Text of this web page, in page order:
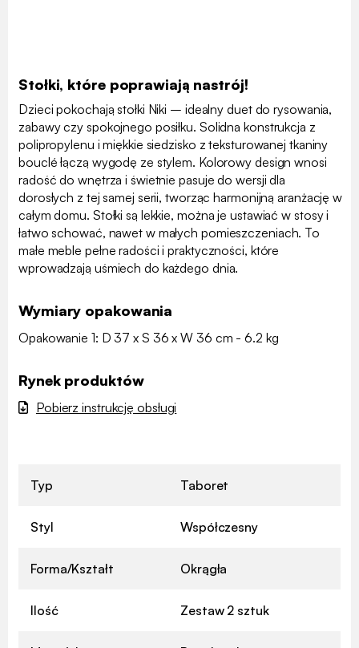
Stołki, które poprawiają nastrój!
Dzieci pokochają stołki Niki – idealny duet do rysowania,
zabawy czy spokojnego posiłku. Solidna konstrukcja z
polipropylenu i miękkie siedzisko z teksturowanej tkaniny
bouclé łączą wygodę ze stylem. Kolorowy design wnosi
radość do wnętrza i świetnie pasuje do wersji dla
dorosłych z tej samej serii, tworząc harmonijną aranżację w
całym domu. Stołki są lekkie, można je ustawiać w stosy i
łatwo schować, nawet w małych pomieszczeniach. To
małe meble pełne radości i praktyczności, które
wprowadzają uśmiech do każdego dnia.
Wymiary opakowania
Opakowanie 1: D 37 x S 36 x W 36 cm - 6.2 kg
Rynek produktów
Pobierz instrukcję obsługi
Typ Taboret
Styl Współczesny
Forma/Kształt Okrągła
Ilość Zestaw 2 sztuk